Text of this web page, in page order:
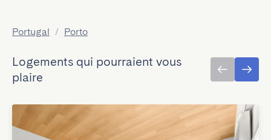
Portugal / Porto
Logements qui pourraient vous
plaire